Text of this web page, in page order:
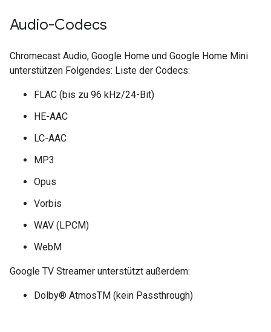
Audio-Codecs
Chromecast Audio, Google Home und Google Home Mini
unterstützen Folgendes: Liste der Codecs:
FLAC (bis zu 96 kHz/24-Bit)
HE-AAC
LC-AAC
MP3
Opus
Vorbis
WAV (LPCM)
WebM
Google TV Streamer unterstützt außerdem:
Dolby® AtmosTM (kein Passthrough)